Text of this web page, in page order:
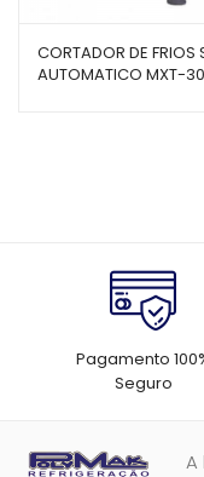
CORTADOR DE FRIOS
AUTOMATICO MXT-
Pagamento
Seguro
A